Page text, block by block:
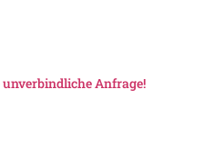
unverbindliche Anfrage!